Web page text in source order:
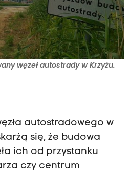
węzeł autostrady w Krzyżu.
autostradowego w
się, że budowa
ich od przystanku
czy centrum